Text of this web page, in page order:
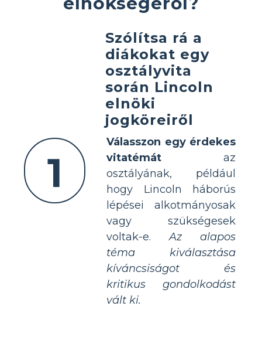
1
Szólítsa rá a
diákokat egy
osztályvita
során Lincoln
elnöki
jogköreiről
Válasszon egy érdekes
vitatémát az
osztályának, például
hogy Lincoln háborús
lépései alkotmányosak
vagy szükségesek
voltak-e.Az alapos
téma kiválasztása
kíváncsiságot és
kritikus gondolkodást
vált ki.